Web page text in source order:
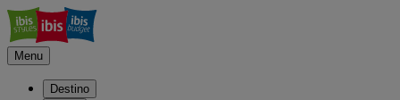
Menu
Destino